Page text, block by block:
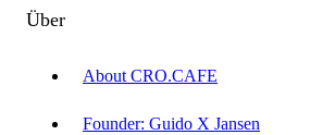
Über
About CRO.CAFE
Founder: Guido X Jansen